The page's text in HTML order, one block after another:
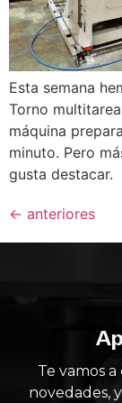
Esta semana
Torno multitarea
máquina
minuto. Pero
gusta destacar.
← anteriores
Te vamos
novedades,